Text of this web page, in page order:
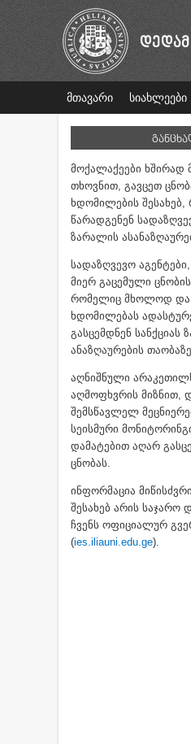
მთავარი სიახლეები
მოქალაქეები ხშირად
თხოვნით, გავცეთ
ხდომილების
წარადგენენ
ზარალის
სადაზღვევო
მიერ გაცემული
რომელიც მხოლოდ და
ხდომილებას
გასცემდნენ სანქციას
ანაზღაურების
აღნიშნული
აღმოფხვრის მიზნით,
შემსწავლელ
სეისმური
დამატებით აღარ
ცნობას.
ინფორმაცია
შესახებ არის საჯარო
ჩვენს ოფიციალურ
(ies.iliauni.edu.ge).